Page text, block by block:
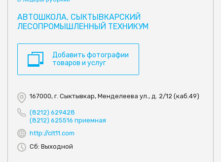
АВТОШКОЛА, СЫКТЫВКАРСКИЙ
ЛЕСОПРОМЫШЛЕННЫЙ ТЕХНИКУМ
Добавить фотографии
товаров и услуг
167000, г. Сыктывкар, Менделеева ул., д. 2/12 (каб.49)
(8212) 629428
(8212) 625516 приемная
http://clt11.com
Сб: Выходной